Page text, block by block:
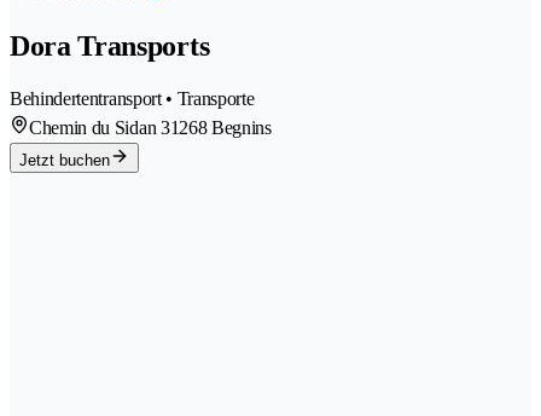
Dora Transports
Behindertentransport • Transporte
Chemin du Sidan 31268 Begnins
Jetzt buchen